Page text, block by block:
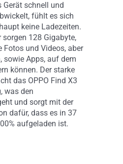
Gerät schnell und
fühlt es sich
keine Ladezeiten.
sorgen 128 Gigabyte,
Fotos und Videos, aber
sowie Apps, auf dem
können. Der starke
das OPPO Find X3
was den
und sorgt mit der
dafür, dass es in 37
aufgeladen ist.